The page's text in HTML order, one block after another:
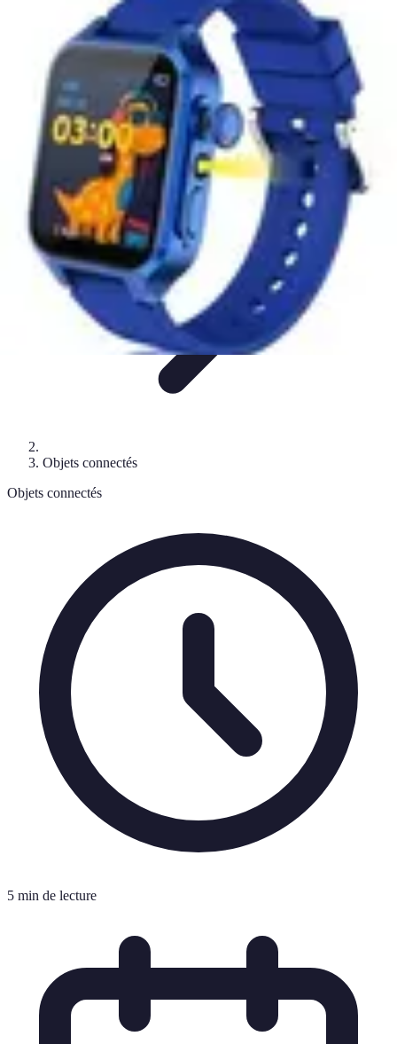
Connect Belgium
Objets Connectés Guides et Tutoriels
Sécurité des objets
connectésTendancesObjets connectés
Connect Belgium
Objets connectés
Objets connectés
5 min de lecture